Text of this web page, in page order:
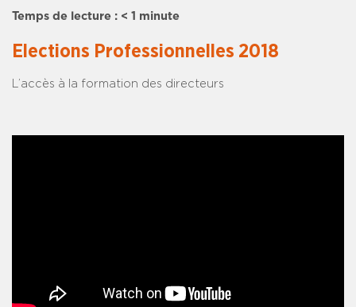
Temps de lecture : < 1 minute
Elections Professionnelles 2018
L’accès à la formation des directeurs